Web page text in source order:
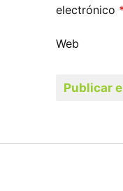
electrónico
Web